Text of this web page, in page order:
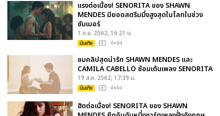
แรงต่อเนื่อง! SENORITA ของ SHAWN
MENDES มียอดสตรีมมิ่งสูงสุดในโลกในช่วง
ซัมเมอร์
1 ก.ย. 2562, 16:21 น.
บันเทิง : มีคลิป
ชมคลิปสุดน่ารัก SHAWN MENDES และ
CAMILA CABELLO ซ้อมเต้นเพลง SENORITA
19 ส.ค. 2562, 17:39 น.
บันเทิง : มีคลิป
ฮิตต่อเนื่อง! SENORITA ของ SHAWN